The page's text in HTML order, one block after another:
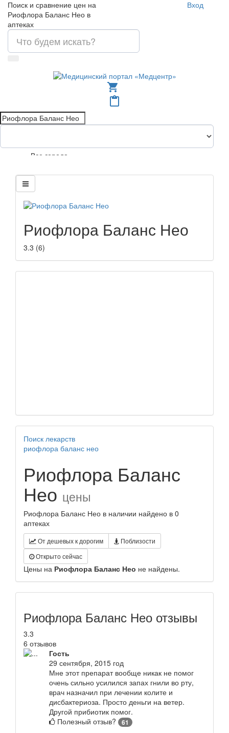
Поиск и сравнение цен на
Риофлора Баланс Нео в
аптеках
Вход
shopping_cart
content_paste
Все города
Риофлора Баланс Нео
3.3 (6)
Поиск лекарств
риофлора баланс нео
Риофлора Баланс
Нео цены
Риофлора Баланс Нео в наличии найдено в 0
аптеках
От дешевых к дорогим
Поблизости
Открыто сейчас
Цены на Риофлора Баланс Нео не найдены.
Риофлора Баланс Нео отзывы
3.3
6 отзывов
Гость
29 сентября, 2015 год
Мне этот препарат вообще никак не помог
очень сильно усилился запах гнили во рту,
врач назначил при лечении колите и
дисбактериоза. Просто деньги на ветер.
Другой прибиотик помог.
Полезный отзыв?
61